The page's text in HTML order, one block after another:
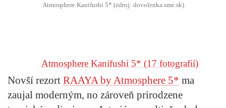
Atmosphere Kanifushi 5* (zdroj: dovolenka.sme.sk)
Atmosphere Kanifushi 5* (17 fotografií)
Novší rezort RAAYA by Atmosphere 5* ma
zaujal moderným, no zároveň prirodzene